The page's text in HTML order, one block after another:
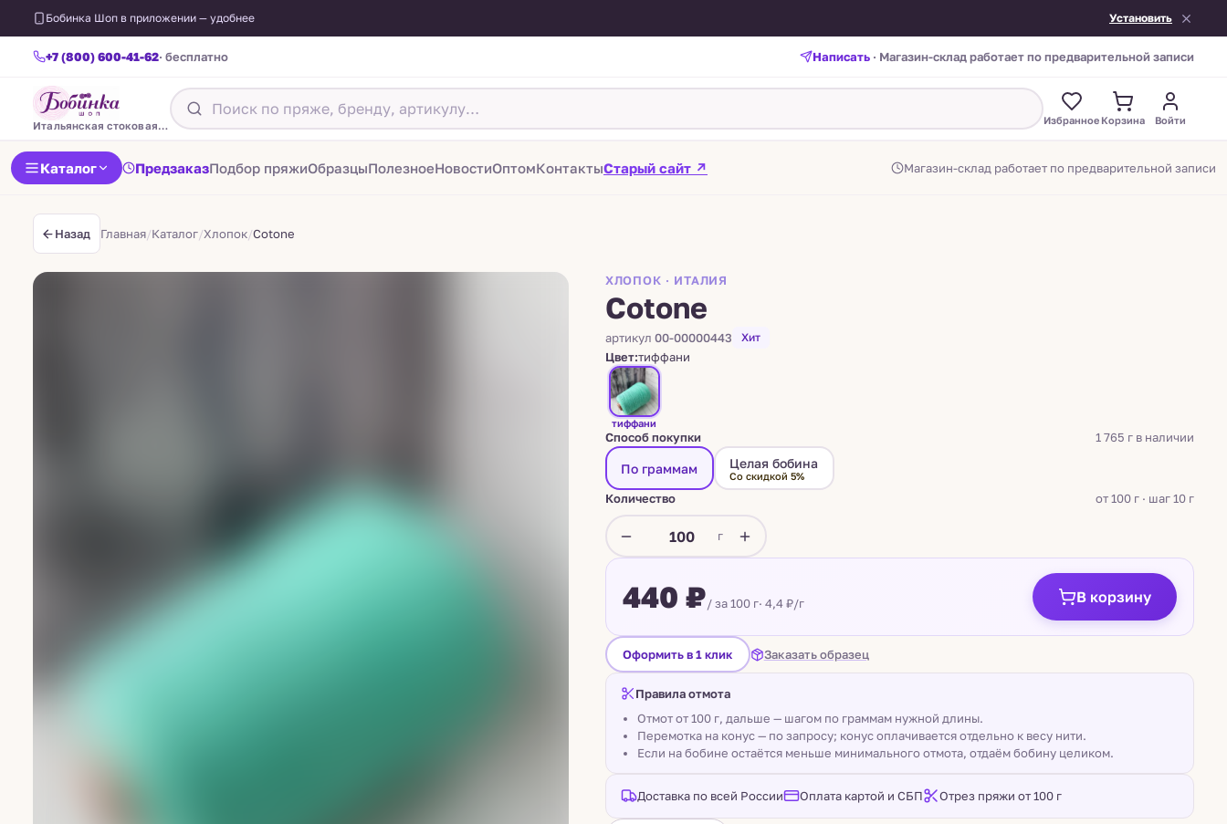
Бобинка Шоп в приложении — удобнее Установить
+7 (800) 600-41-62· бесплатно Написать · Магазин-склад работает по предварительной записи
Итальянская стоковая пряжа Избранное Корзина Войти
Каталог ПредзаказПодбор пряжиОбразцыПолезноеНовостиОптомКонтактыСтарый сайт ↗ Магазин-склад работает по предварительной записи
Назад Главная/Каталог/Хлопок/Cotone
ХЛОПОК · ИТАЛИЯ
Cotone
артикул 00-00000443 Хит
Цвет:тиффани
тиффани
Способ покупки 1 765 г в наличии
По граммам Целая бобина
Со скидкой 5%
Количество от 100 г · шаг 10 г
г
440 ₽/ за 100 г· 4,4 ₽/г В корзину
Оформить в 1 клик Заказать образец
Правила отмота
Отмот от 100 г, дальше — шагом по граммам нужной длины.
Перемотка на конус — по запросу; конус оплачивается отдельно к весу нити.
Если на бобине остаётся меньше минимального отмота, отдаём бобину целиком.
Доставка по всей России Оплата картой и СБП Отрез пряжи от 100 г